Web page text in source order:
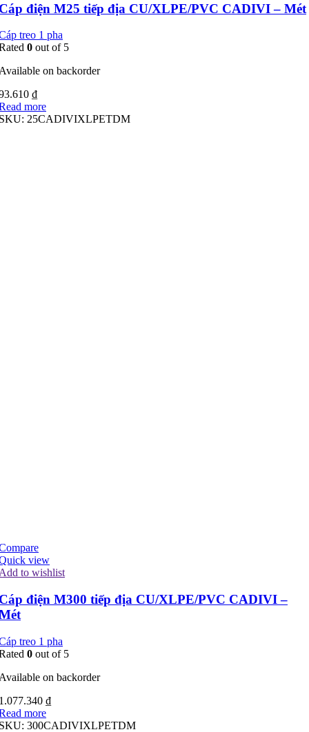
điện M25 tiếp địa CU/XLPE/PVC CADIVI – Mét
treo 1 pha
0 out of 5
on backorder
₫
more
25CADIVIXLPETDM
view
to wishlist
điện M300 tiếp địa CU/XLPE/PVC CADIVI –
treo 1 pha
0 out of 5
on backorder
₫
more
300CADIVIXLPETDM